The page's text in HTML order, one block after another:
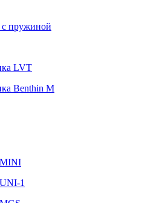
пружиной
LVT
Benthin M
1